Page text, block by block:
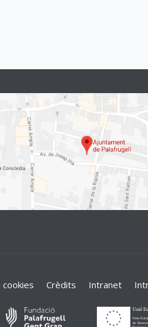
cookies Crèdits Intranet